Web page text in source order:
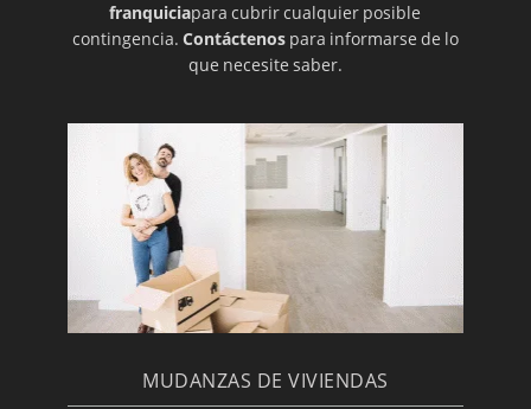
franquiciapara cubrir cualquier posible
contingencia. Contáctenospara informarse de lo
que necesite saber.
MUDANZAS DE VIVIENDAS